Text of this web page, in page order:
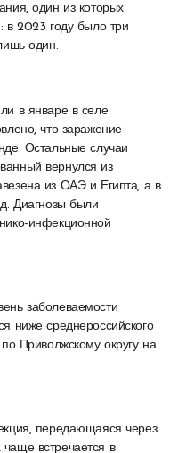
один из которых
в 2023 году было три
один.
в январе в селе
что заражение
Остальные случаи
вернулся из
из ОАЭ и Египта, а в
Диагнозы были
инфекционной
заболеваемости
ниже среднероссийского
Приволжскому округу на
передающаяся через
встречается в